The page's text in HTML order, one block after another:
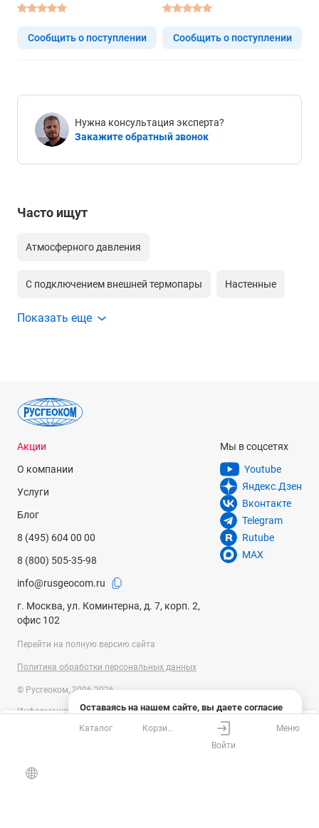
Сообщить о поступлении Сообщить о поступлении
Нужна консультация эксперта?
Закажите обратный звонок
Часто ищут
Атмосферного давления
С подключением внешней термопары Настенные
Погружные усиленные
Показать еще
Оставаясь на нашем сайте, вы даете согласие
на использование файлов cookies и сбор данных
системами веб-аналитики
Акции
О компании
Услуги
Блог
8 (495) 604 00 00
8 (800) 505-35-98
info@rusgeocom.ru
г. Москва, ул. Коминтерна, д. 7, корп. 2,
офис 102
Мы в соцсетях
Youtube
Яндекс.Дзен
Вконтакте
Telegram
Rutube
MAX
Перейти на полную версию сайта
Политика обработки персональных данных
© Русгеоком, 2006-2026
Информация на сайте носит справочный характер и не является
публичной офертой, определяемой положениями Статьи 437
Гражданского кодекса Российской Федерации. Технические
изменены производителем без предварительного уведомления.
Уточняйте информацию у наших менеджеров.
Каталог
Корзина
Войти
Меню